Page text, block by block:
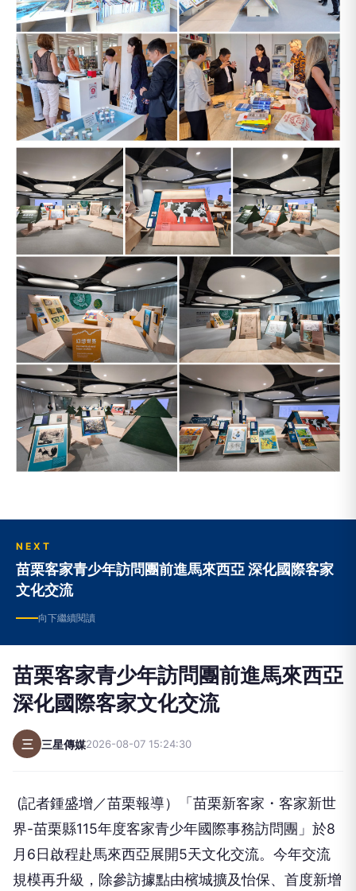
NEXT
苗栗客家青少年訪問團前進馬來西亞 深化國際客家
文化交流
向下繼續閱讀
苗栗客家青少年訪問團前進馬來西亞
深化國際客家文化交流
三 三星傳媒2026-08-07 15:24:30
(記者鍾盛增／苗栗報導）
「苗栗新客家・客家新世
界-苗栗縣115年度客家青少年國際事務訪問團」於8
月 6日啟程赴馬來西亞展開5天文化交流。今年交流
規模再升級，除參訪據點由檳城擴及怡保、首度新增